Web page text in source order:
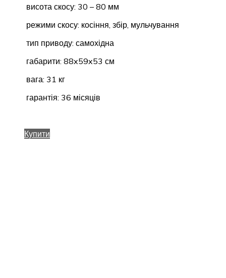
висота скосу: 30 – 80 мм
режими скосу: косіння, збір, мульчування
тип приводу: самохідна
габарити: 88x59x53 см
вага: 31 кг
гарантія: 36 місяців
Купити